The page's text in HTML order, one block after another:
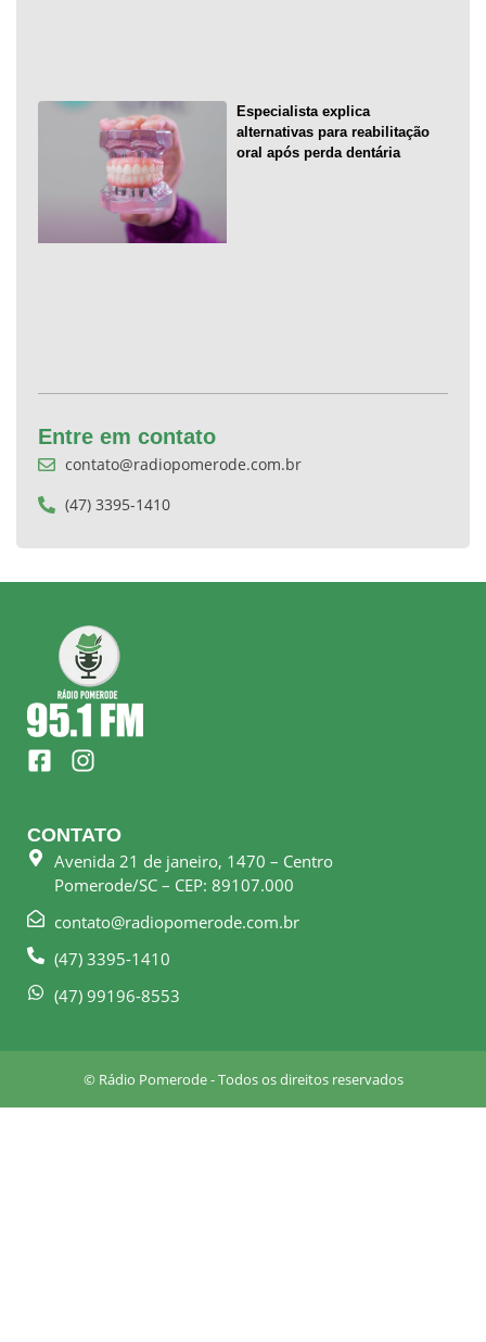
Especialista explica
alternativas para reabilitação
oral após perda dentária
Entre em contato
contato@radiopomerode.com.br
(47) 3395-1410
F
a
e
b
o
k
s
q
a
I
n
t
a
g
r
a
m
CONTATO
Avenida 21 de janeiro, 1470 – Centro
Pomerode/SC – CEP: 89107.000
contato@radiopomerode.com.br
(47) 3395-1410
(47) 99196-8553
© Rádio Pomerode - Todos os direitos reservados